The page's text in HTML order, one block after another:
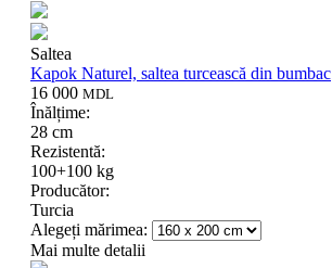
Saltea
Kapok Naturel, saltea turcească din bumbac
16 000 MDL
Înălțime:
28 cm
Rezistentă:
100+100 kg
Producător:
Turcia
Alegeți mărimea:
Mai multe detalii